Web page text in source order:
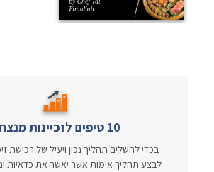
10 טיפים לזכיינות מנצחת
בכדי להשלים תהליך נכון ויעיל של רכישת
לבצע תהליך אימות אשר יאשר את כדאיות